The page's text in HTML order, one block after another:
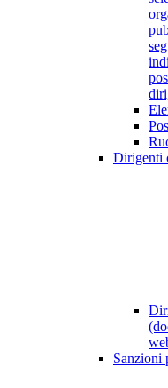
Dirigenti
Sanzioni